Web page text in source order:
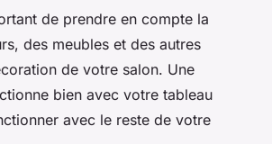
de prendre en compte la
des meubles et des autres
de votre salon. Une
bien avec votre tableau
avec le reste de votre